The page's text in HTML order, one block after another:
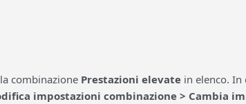
combinazione Prestazioni elevate in elenco. In
impostazioni combinazione > Cambia